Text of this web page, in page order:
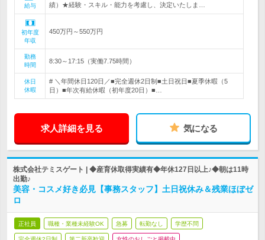
給与
績）★経験・スキル・能力を考慮し、決定いたしま…
初年度
年収
450万円～550万円
勤務
時間
8:30～17:15（実働7.75時間）
休日
休暇
# ＼年間休日120日／■完全週休2日制■土日祝日■夏季休暇（5
日）■年次有給休暇（初年度20日）■…
求人詳細を見る 気になる
株式会社テミスゲート | ◆産育休取得実績有◆年休127日以上♪◆朝は11時
出勤♪
美容・コスメ好き必見【事務スタッフ】土日祝休み＆残業ほぼゼ
ロ
正社員 職種・業種未経験OK 急募 転勤なし 学歴不問